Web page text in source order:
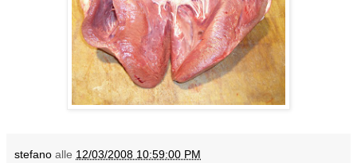
stefano alle 12/03/2008 10:59:00 PM